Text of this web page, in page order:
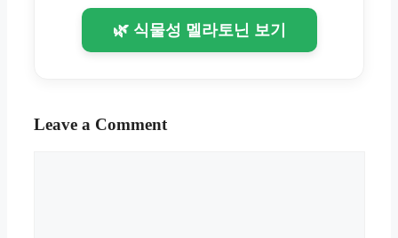
🌿 식물성 멜라토닌 보기
Leave a Comment